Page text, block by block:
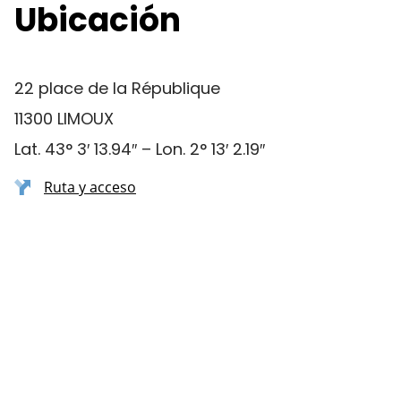
Ubicación
22 place de la République
11300 LIMOUX
Lat. 43° 3′ 13.94″ – Lon. 2° 13′ 2.19″
Ruta y acceso